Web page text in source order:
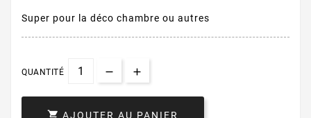
Super pour la déco chambre ou autres
QUANTITÉ
 AJOUTER AU PANIER